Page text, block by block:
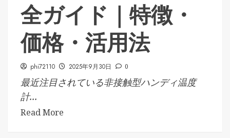
全ガイド｜特徴・
価格・活用法
phi72110 2025年9月30日 0
最近注目されている非接触型ハンディ温度
計...
Read More